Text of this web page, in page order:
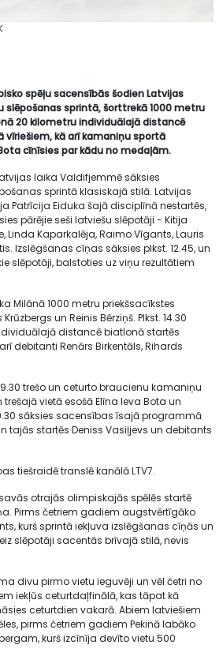
spēļu sacensībās šodien Latvijas
sprintā, šorttrekā 1000 metru
20 kilometru individuālajā distancē
vīriešiem, kā arī kamaniņu sportā
cīnīsies par kādu no medaļām.
laika Valdifjemmē sāksies
sprintā klasiskajā stilā. Latvijas
Patrīcija Eiduka šajā disciplīnā nestartēs,
pārējie seši latviešu slēpotāji - Kitija
Linda Kaparkalēja, Raimo Vīgants, Lauris
Izslēgšanas cīņas sāksies plkst. 12.45, un
slēpotāji, balstoties uz viņu rezultātiem
Milānā 1000 metru priekšsacīkstes
un Reinis Bērziņš. Plkst. 14.30
distancē biatlonā startēs
debitanti Renārs Birkentāls, Rihards
trešo un ceturto braucienu kamaniņu
vietā esošā Elīna Ieva Bota un
sāksies sacensības īsajā programmā
tajās startēs Deniss Vasiļjevs un debitants
tiešraidē translē kanālā LTV7.
otrajās olimpiskajās spēlēs startē
Pirms četriem gadiem augstvērtīgāko
kurš sprintā iekļuva izslēgšanas cīņās un
slēpotāji sacentās brīvajā stilā, nevis
divu pirmo vietu ieguvēji un vēl četri no
iekļūs ceturtdaļfinālā, kas tāpat kā
ceturtdien vakarā. Abiem latviešiem
pirms četriem gadiem Pekinā labāko
kurš izcīnīja devīto vietu 500